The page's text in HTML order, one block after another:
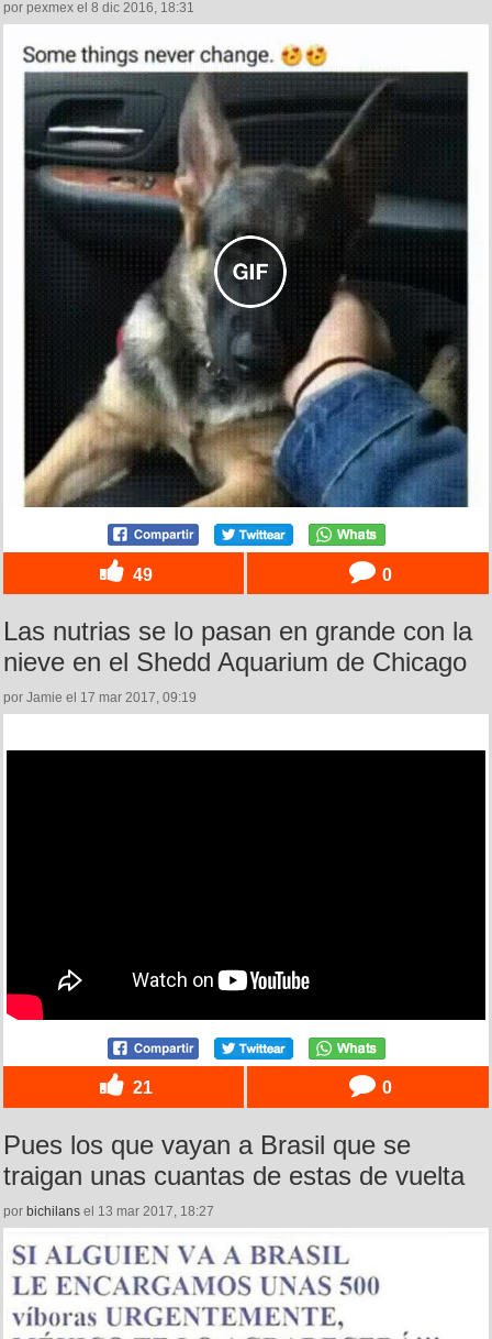
por pexmex el 8 dic 2016, 18:31
49 0
Las nutrias se lo pasan en grande con la
nieve en el Shedd Aquarium de Chicago
por Jamie el 17 mar 2017, 09:19
21 0
Pues los que vayan a Brasil que se
traigan unas cuantas de estas de vuelta
por bichilans el 13 mar 2017, 18:27